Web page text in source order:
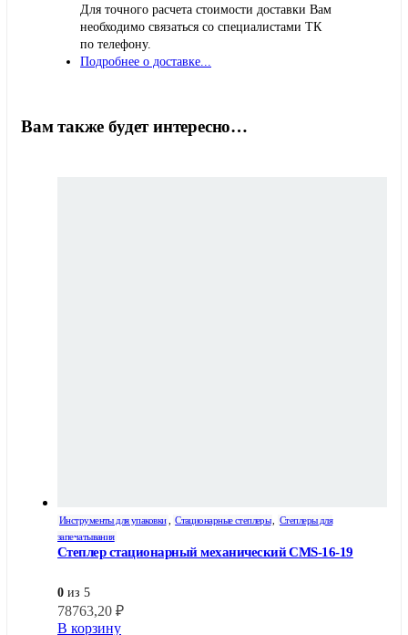
Для точного расчета стоимости доставки Вам
необходимо связаться со специалистами ТК
по телефону.
Подробнее о доставке...
Вам также будет интересно…
Инструменты для упаковки Стационарные степлеры
Степлеры для
запечатывания
Степлер стационарный механический СМS-16-19
0 из 5
78763,20 ₽
В корзину